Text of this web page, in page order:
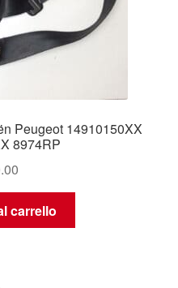
Peugeot 14910150XX
8974RP
carrello